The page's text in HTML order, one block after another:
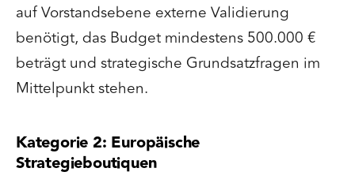
auf Vorstandsebene externe Validierung
benötigt, das Budget mindestens 500.000 €
beträgt und strategische Grundsatzfragen im
Mittelpunkt stehen.
Kategorie 2: Europäische
Strategieboutiquen